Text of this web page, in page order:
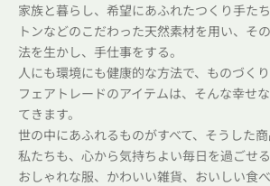
家族と暮らし、希望にあふれたつくり手た
トンなどのこだわった天然素材を用い、そ
法を生かし、手仕事をする。
人にも環境にも健康的な方法で、ものづくり
フェアトレードのアイテムは、そんな幸せ
てきます。
世の中にあふれるものがすべて、そうした商
私たちも、心から気持ちよい毎日を過ごせる
おしゃれな服、かわいい雑貨、おいしい食べ